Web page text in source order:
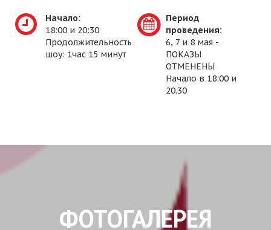
Начало:
18:00 и 20:30
Продолжительность
шоу: 1час 15 минут
Период
проведения:
6, 7 и 8 мая -
ПОКАЗЫ
ОТМЕНЕНЫ
Начало в 18:00 и
20.30
ФОТОГАЛЕРЕЯ